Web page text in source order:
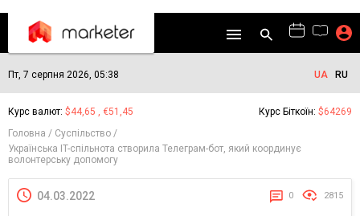
Пт, 7 серпня 2026, 05:38 UA RU
Курс валют: $44,65 , €51,45 Курс Біткоїн: $64269
Головна
Суспільство
Українська IT-спільнота створила Телеграм-бот, який координує
волонтерську допомогу
04.03.2022 0 2815